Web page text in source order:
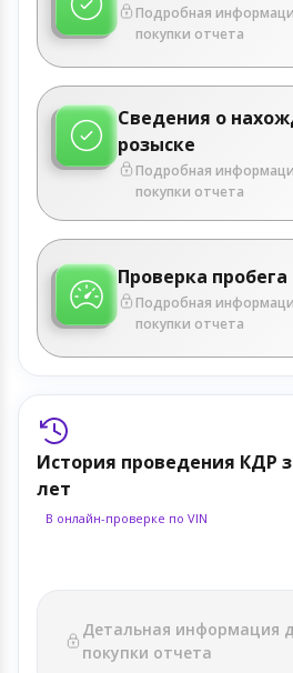
Подробная
покупки отчета
Сведения о
розыске
Подробная
покупки отчета
Проверка пробега
Подробная
покупки отчета
История проведения КДР
лет
В онлайн-проверке по VIN
Детальная информация
покупки отчета